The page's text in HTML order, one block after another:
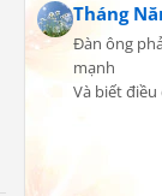
Tháng
Đàn ông
mạnh
Và biết điều